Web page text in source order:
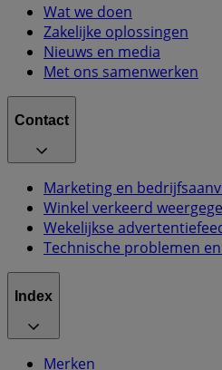
Wat we doen
Zakelijke oplossingen
Nieuws en media
Met ons samenwerken
Contact
Marketing en
Winkel verkeerd
Wekelijkse
Technische problemen
Index
Merken